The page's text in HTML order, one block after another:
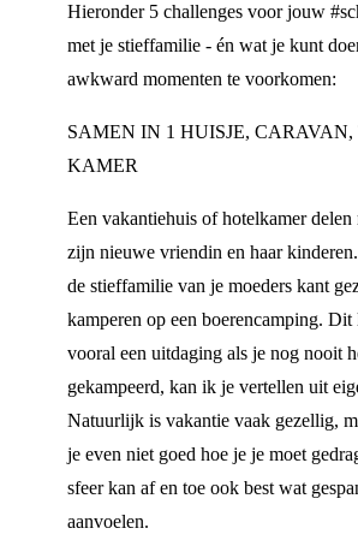
Hieronder 5 challenges voor jouw
met je stieffamilie - én wat je kunt
awkward momenten te voorkomen:
SAMEN IN 1 HUISJE,
KAMER
Een vakantiehuis of hotelkamer delen
zijn nieuwe vriendin en haar
de stieffamilie van je moeders kant
kamperen op een boerencamping. Dit
vooral een uitdaging als je nog nooit
gekampeerd, kan ik je vertellen uit
Natuurlijk is vakantie vaak gezellig,
je even niet goed hoe je je moet
sfeer kan af en toe ook best wat
aanvoelen.